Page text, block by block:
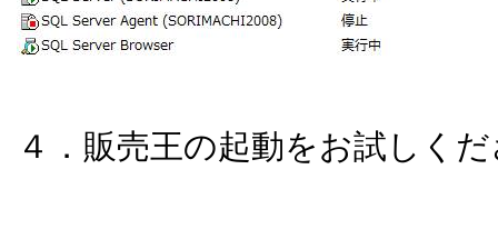
４．販売王の起動をお試しく